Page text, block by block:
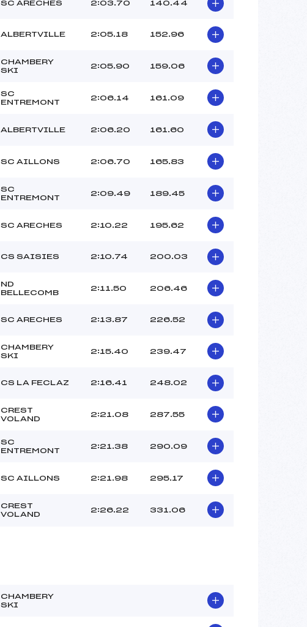
SC ARECHES 2:03.70 140.44
ALBERTVILLE 2:05.18 152.96
CHAMBERY
SKI
2:05.90 159.06
SC
ENTREMONT
2:06.14 161.09
ALBERTVILLE 2:06.20 161.60
SC AILLONS 2:06.70 165.83
SC
ENTREMONT
2:09.49 189.45
SC ARECHES 2:10.22 195.62
CS SAISIES 2:10.74 200.03
ND
BELLECOMB
2:11.50 206.46
SC ARECHES 2:13.87 226.52
CHAMBERY
SKI
2:15.40 239.47
CS LA FECLAZ 2:16.41 248.02
CREST
VOLAND
2:21.08 287.55
SC
ENTREMONT
2:21.38 290.09
SC AILLONS 2:21.98 295.17
CREST
VOLAND
2:26.22 331.06
CHAMBERY
SKI